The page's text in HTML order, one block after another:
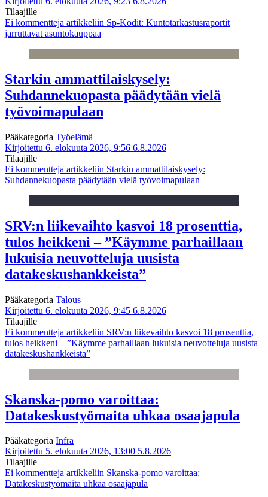
Tilaajille
Ei kommentteja artikkeliin Sp-Kodit: Kuntotarkastusraportit
jarruttavat asuntokauppaa
Starkin ammattilaiskysely:
Suhdannekuopasta päädytään vielä
työvoimapulaan
Pääkategoria Työelämä
Kirjoitettu 6. elokuuta 2026, 9:56 6.8.2026
Tilaajille
Ei kommentteja artikkeliin Starkin ammattilaiskysely:
Suhdannekuopasta päädytään vielä työvoimapulaan
SRV:n liikevaihto kasvoi 18 prosenttia,
tulos heikkeni – ”Käymme parhaillaan
lukuisia neuvotteluja uusista
datakeskushankkeista”
Pääkategoria Talous
Kirjoitettu 6. elokuuta 2026, 9:45 6.8.2026
Tilaajille
Ei kommentteja artikkeliin SRV:n liikevaihto kasvoi 18 prosenttia,
tulos heikkeni – ”Käymme parhaillaan lukuisia neuvotteluja uusista
datakeskushankkeista”
Skanska-pomo varoittaa:
Datakeskustyömaita uhkaa osaajapula
Pääkategoria Infra
Kirjoitettu 5. elokuuta 2026, 13:00 5.8.2026
Tilaajille
Ei kommentteja artikkeliin Skanska-pomo varoittaa:
Datakeskustyömaita uhkaa osaajapula